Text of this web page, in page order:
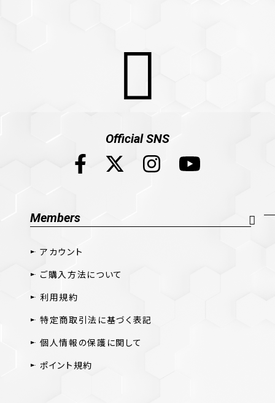
Official SNS
Members
アカウント
ご購入方法について
利用規約
特定商取引法に基づく表記
個人情報の保護に関して
ポイント規約